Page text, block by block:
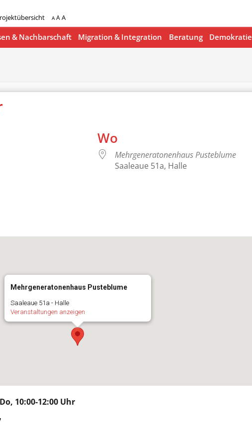
A AA
& Nachbarschaft Migration & Integration Beratung Demokratie
Wo
Mehrgeneratonenhaus Pusteblume
Saaleaue 51a, Halle
Mehrgeneratonenhaus Pusteblume
Saaleaue 51a - Halle
Veranstaltungen anzeigen
10:00-12:00 Uhr